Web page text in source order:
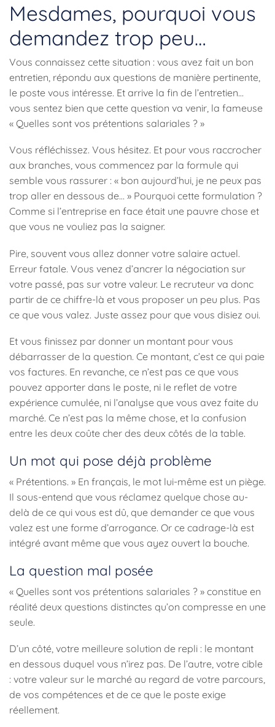
Mesdames, pourquoi vous
demandez trop peu…
Vous connaissez cette situation : vous avez fait un bon
entretien, répondu aux questions de manière pertinente,
le poste vous intéresse. Et arrive la fin de l’entretien…
vous sentez bien que cette question va venir, la fameuse
« Quelles sont vos prétentions salariales ? »
Vous réfléchissez. Vous hésitez. Et pour vous raccrocher
aux branches, vous commencez par la formule qui
semble vous rassurer : « bon aujourd’hui, je ne peux pas
trop aller en dessous de… » Pourquoi cette formulation ?
Comme si l’entreprise en face était une pauvre chose et
que vous ne vouliez pas la saigner.
Pire, souvent vous allez donner votre salaire actuel.
Erreur fatale. Vous venez d’ancrer la négociation sur
votre passé, pas sur votre valeur. Le recruteur va donc
partir de ce chiffre-là et vous proposer un peu plus. Pas
ce que vous valez. Juste assez pour que vous disiez oui.
Et vous finissez par donner un montant pour vous
débarrasser de la question. Ce montant, c’est ce qui paie
vos factures. En revanche, ce n’est pas ce que vous
pouvez apporter dans le poste, ni le reflet de votre
expérience cumulée, ni l’analyse que vous avez faite du
marché. Ce n’est pas la même chose, et la confusion
entre les deux coûte cher des deux côtés de la table.
Un mot qui pose déjà problème
« Prétentions. » En français, le mot lui-même est un piège.
Il sous-entend que vous réclamez quelque chose au-
delà de ce qui vous est dû, que demander ce que vous
valez est une forme d’arrogance. Or ce cadrage-là est
intégré avant même que vous ayez ouvert la bouche.
La question mal posée
« Quelles sont vos prétentions salariales ? » constitue en
réalité deux questions distinctes qu’on compresse en une
seule.
D’un côté, votre meilleure solution de repli : le montant
en dessous duquel vous n’irez pas. De l’autre, votre cible
: votre valeur sur le marché au regard de votre parcours,
de vos compétences et de ce que le poste exige
réellement.